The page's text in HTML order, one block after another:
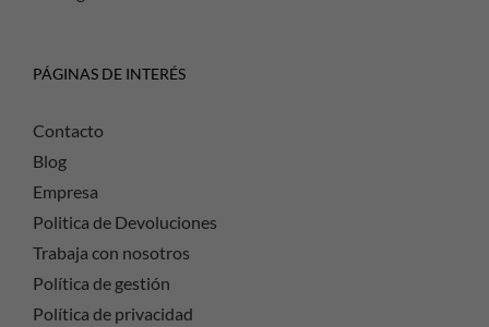
PÁGINAS DE INTERÉS
Contacto
Blog
Empresa
Politica de Devoluciones
Trabaja con nosotros
Política de gestión
Política de privacidad